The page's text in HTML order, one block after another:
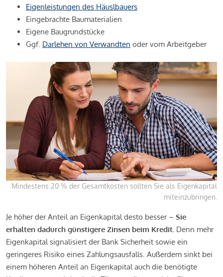
Eigenleistungen des Häuslbauers
Eingebrachte Baumaterialien
Eigene Baugrundstücke
Ggf. Darlehen von Verwandten oder vom Arbeitgeber
Mindestens 20 % der Gesamtkosten sollten Sie als Eigenkapital
miteinzubringen.
Je höher der Anteil an Eigenkapital desto besser – Sie
erhalten dadurch günstigere Zinsen beim Kredit. Denn mehr
Eigenkapital signalisiert der Bank Sicherheit sowie ein
geringeres Risiko eines Zahlungsausfalls. Außerdem sinkt bei
einem höheren Anteil an Eigenkapital auch die benötigte